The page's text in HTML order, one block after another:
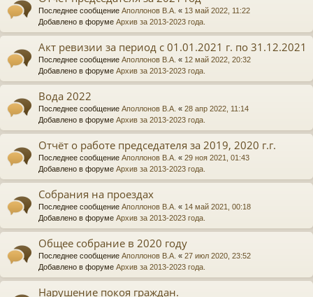
Последнее сообщение Аполлонов В.А. « 13 май 2022, 11:22
Добавлено в форуме Архив за 2013-2023 года.
Акт ревизии за период с 01.01.2021 г. по 31.12.2021
Последнее сообщение Аполлонов В.А. « 12 май 2022, 20:32
Добавлено в форуме Архив за 2013-2023 года.
Вода 2022
Последнее сообщение Аполлонов В.А. « 28 апр 2022, 11:14
Добавлено в форуме Архив за 2013-2023 года.
Отчёт о работе председателя за 2019, 2020 г.г.
Последнее сообщение Аполлонов В.А. « 29 ноя 2021, 01:43
Добавлено в форуме Архив за 2013-2023 года.
Собрания на проездах
Последнее сообщение Аполлонов В.А. « 14 май 2021, 00:18
Добавлено в форуме Архив за 2013-2023 года.
Общее собрание в 2020 году
Последнее сообщение Аполлонов В.А. « 27 июл 2020, 23:52
Добавлено в форуме Архив за 2013-2023 года.
Нарушение покоя граждан.